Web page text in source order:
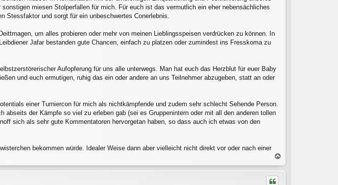
miesen Stolperfallen für mich. Für euch ist das vermutlich ein eher nebensächliches
Stessfaktor und sorgt für ein unbeschwertes Conerlebnis.
um alles probieren oder mehr von meinen Lieblingsspeisen verdrücken zu können. In
Jafar bestanden gute Chancen, einfach zu platzen oder zumindest ins Fresskoma zu
Aufopferung für uns alle unterwegs. Man hat euch das Herzblut für euer Baby
und euch ermutigen, ruhig das ein oder andere an uns Teilnehmer abzugeben, statt an oder
einer Turniercon für mich als nichtkämpfende und zudem sehr schlecht Sehende Person.
abseits der Kämpfe so viel zu erleben gab (sei es Gruppenintern oder mit all den anderen tollen
sich als sehr gute Kommentatoren hervorgetan haben, so dass auch ich etwas von den
bekommen würde. Idealer Weise dann aber vielleicht nicht direkt vor oder nach einer
a
c